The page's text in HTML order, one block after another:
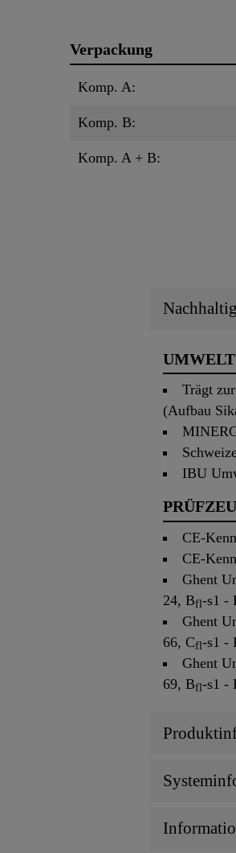
Verpackung
Komp. A:
Komp. B:
Komp. A + B:
Trägt
(Aufbau
IBU
CE-
CE-
Ghent
24, Bfl-s1 -
Ghent
66, Cfl-s1 -
Ghent
69, Bfl-s1 -